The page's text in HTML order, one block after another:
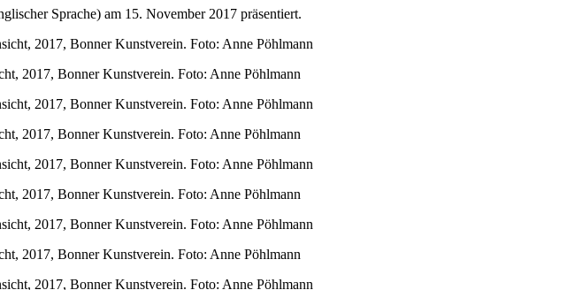
Sprache) am 15. November 2017 präsentiert.
2017, Bonner Kunstverein. Foto: Anne Pöhlmann
2017, Bonner Kunstverein. Foto: Anne Pöhlmann
2017, Bonner Kunstverein. Foto: Anne Pöhlmann
2017, Bonner Kunstverein. Foto: Anne Pöhlmann